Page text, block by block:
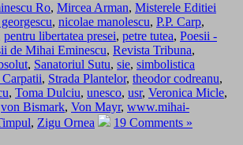
Ro, Mircea Arman, Misterele Editiei
, nicolae manolescu, P.P. Carp,
pentru libertatea presei, petre tutea, Poesii -
de Mihai Eminescu, Revista Tribuna,
, Sanatoriul Sutu, sie, simbolistica
Carpatii, Strada Plantelor, theodor codreanu,
, Toma Dulciu, unesco, usr, Veronica Micle,
von Bismark, Von Mayr, www.mihai-
, Zigu Ornea 19 Comments »